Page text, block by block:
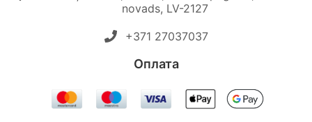
novads, LV-2127
+371 27037037‬
Oплата